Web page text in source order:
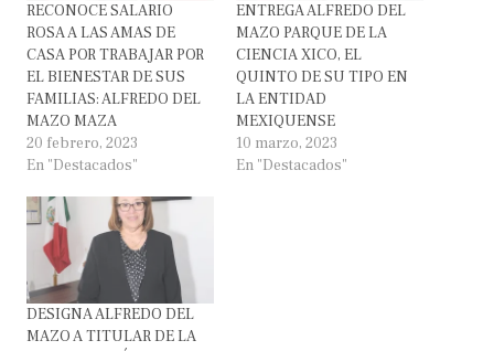
RECONOCE SALARIO
ROSA A LAS AMAS DE
CASA POR TRABAJAR POR
EL BIENESTAR DE SUS
FAMILIAS: ALFREDO DEL
MAZO MAZA
20 febrero, 2023
En "Destacados"
ENTREGA ALFREDO DEL
MAZO PARQUE DE LA
CIENCIA XICO, EL
QUINTO DE SU TIPO EN
LA ENTIDAD
MEXIQUENSE
10 marzo, 2023
En "Destacados"
DESIGNA ALFREDO DEL
MAZO A TITULAR DE LA